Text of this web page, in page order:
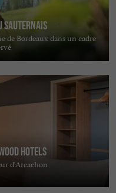
Sauternais
de Bordeaux dans un cadre
Hotels
d'Arcachon